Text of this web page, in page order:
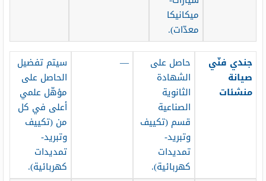
ميكانيكا
معدّات).
جندي فنّي
صيانة
منشئات
حاصل على
الشهادة
الثانوية
الصناعية
قسم (تكييف
وتبريد-
تمديدات
كهربائية).
—
سيتم تفضيل
الحاصل على
مؤهّل علمي
أعلى في كل
من (تكييف
وتبريد-
تمديدات
كهربائية).